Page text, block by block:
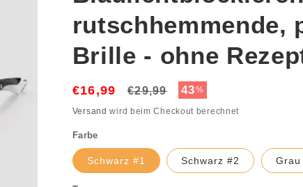
rutschhemmende,
Brille - ohne
€16,99
Normaler
Preis
€29,99 Verkaufspreis
43%
Versand wird beim Checkout berechnet
Farbe
Schwarz #1 Schwarz #2 Grau